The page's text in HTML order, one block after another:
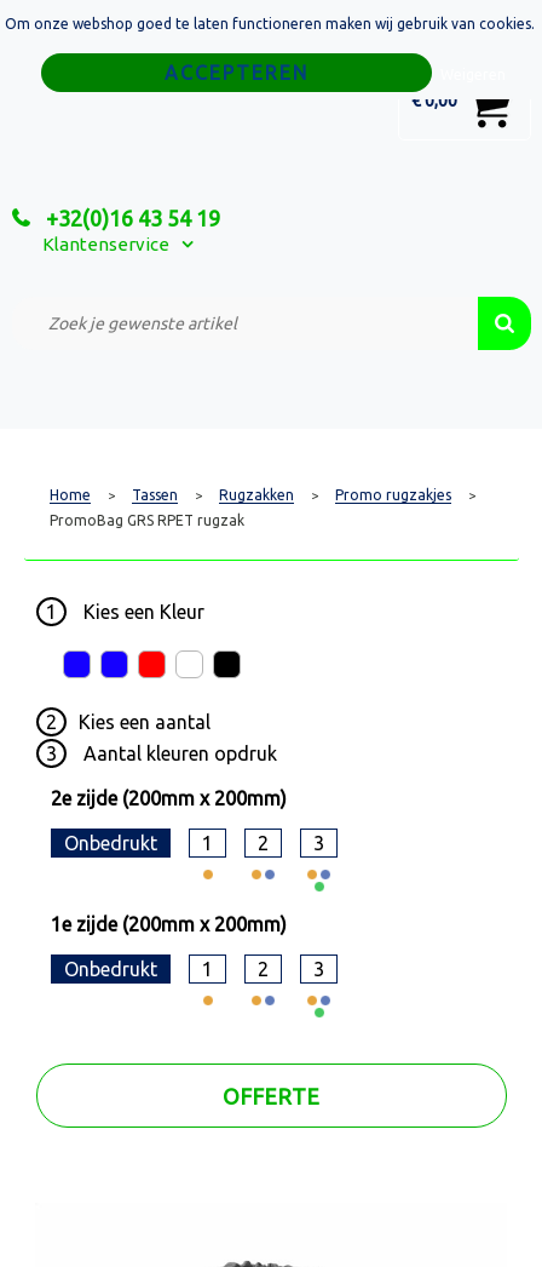
€ 0,00
+32(0)16 43 54 19
Klantenservice
Home
Relatiegeschenken
Custom Made Projecten
Home > Tassen > Rugzakken > Promo rugzakjes >
PromoBag GRS RPET rugzak
1 Kies een Kleur
2 Kies een aantal
3
Aantal kleuren opdruk
2e zijde (200mm x 200mm)
Onbedrukt 1 2 3
1e zijde (200mm x 200mm)
Onbedrukt 1 2 3
OFFERTE
Om onze webshop goed te laten functioneren maken wij gebruik van cookies.